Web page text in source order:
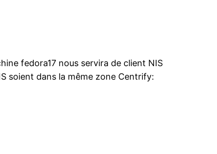
fedora17 nous servira de client NIS
soient dans la même zone Centrify: